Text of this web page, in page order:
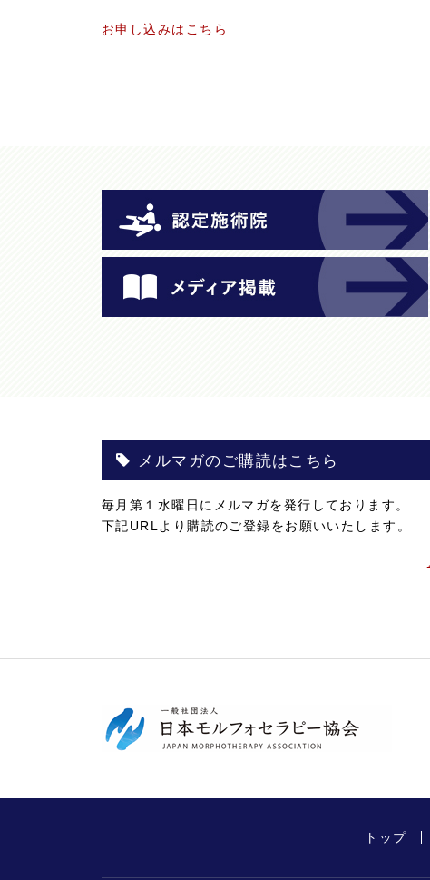
お申し込みはこちら
メルマガのご購読はこちら
毎月第１水曜日にメルマガを発行しております。
下記URLより購読のご登録をお願いいたします。
トップ